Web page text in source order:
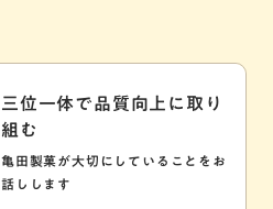
三位一体で品質向上に取り
組む
亀田製菓が大切にしていることをお
話しします